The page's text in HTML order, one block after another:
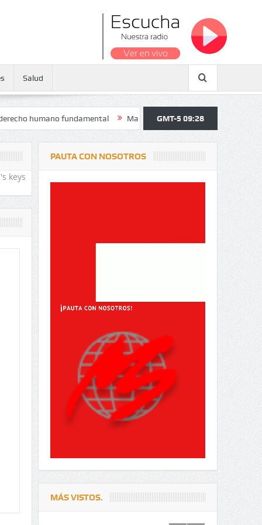
Salud
fundamental Maratón atendió a más de 38.000 jóvenes y
GMT-5 09:28
keys
PAUTA CON NOSOTROS
MÁS VISTOS.